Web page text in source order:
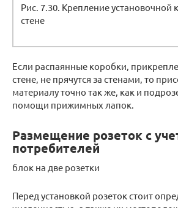
Рис. 7.30. Крепление установочной
стене
Если распаянные коробки,
стене, не прячутся за стенами, то
материалу точно так же, как и
помощи прижимных лапок.
Размещение розеток с
потребителей
блок на две розетки
Перед установкой розеток стоит